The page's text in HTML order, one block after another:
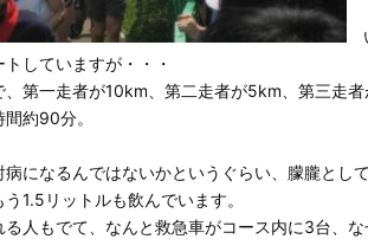
していますが・・・
、第一走者が10km、第二走者が5km、第三走
約90分。
になるんではないかというぐらい、朦朧とし
1.5リットルも飲んでいます。
人もでて、なんと救急車がコース内に3台、